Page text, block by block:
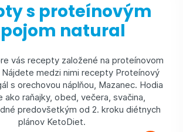
s proteínovým
natural
vás recepty založené na proteínovom
Nájdete medzi nimi recepty Proteínový
s orechovou náplňou, Mazanec. Hodia
ako raňajky, obed, večera, svačina,
predovšetkým od 2. kroku diétnych
plánov KetoDiet.